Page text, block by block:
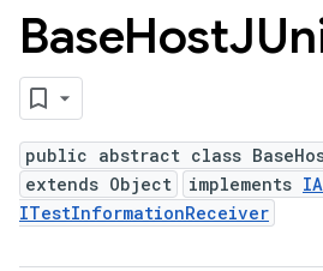
BaseHost
public abstract class
extends Object
implements
ITestInformationReceiver